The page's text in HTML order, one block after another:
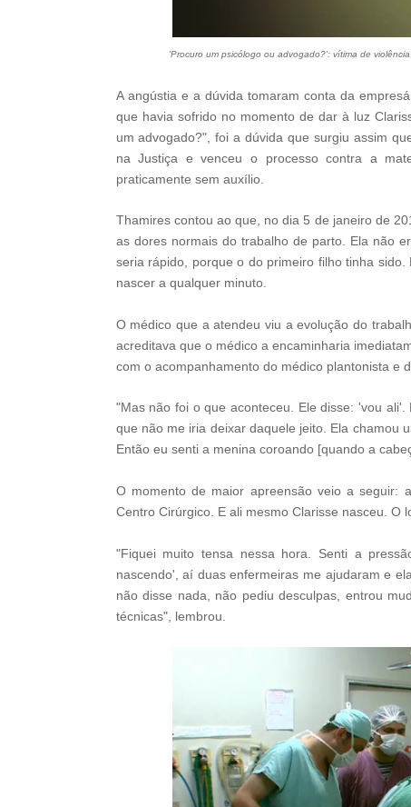
'Procuro um psicólogo ou advogado?': vítima de
A angústia e a dúvida tomaram conta da
que havia sofrido no momento de dar à luz
um advogado?", foi a dúvida que surgiu assim
na Justiça e venceu o processo contra a
praticamente sem auxílio.
Thamires contou ao que, no dia 5 de janeiro de
as dores normais do trabalho de parto. Ela não
seria rápido, porque o do primeiro filho tinha
nascer a qualquer minuto.
O médico que a atendeu viu a evolução do
acreditava que o médico a encaminharia
com o acompanhamento do médico plantonista e
"Mas não foi o que aconteceu. Ele disse: 'vou
que não me iria deixar daquele jeito. Ela chamou
Então eu senti a menina coroando [quando a
O momento de maior apreensão veio a seguir:
Centro Cirúrgico. E ali mesmo Clarisse nasceu.
"Fiquei muito tensa nessa hora. Senti a
nascendo', aí duas enfermeiras me ajudaram e
não disse nada, não pediu desculpas, entrou
técnicas", lembrou.